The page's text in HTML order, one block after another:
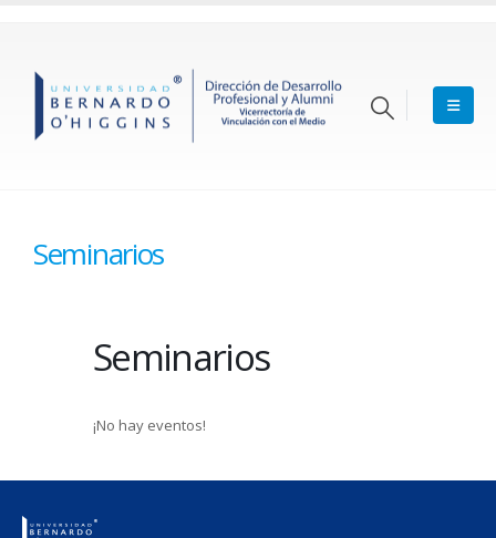
Seminarios
Seminarios
¡No hay eventos!